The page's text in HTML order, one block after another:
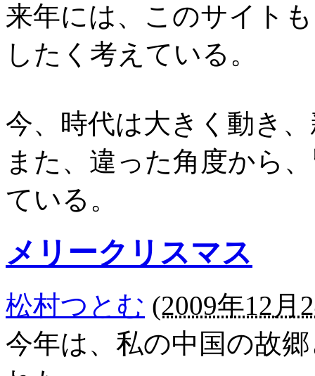
来年には、このサイト
したく考えている。
今、時代は大きく動き
また、違った角度から
ている。
メリークリスマス
松村つとむ (2009年12月
今年は、私の中国の故